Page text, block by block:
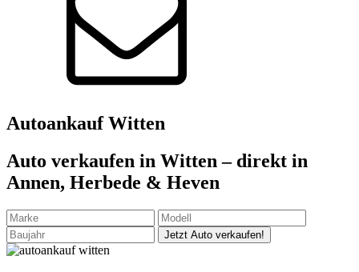
AutoankaufWitten
Auto verkaufen in Witten – direkt in
Annen, Herbede & Heven
Jetzt Auto verkaufen!